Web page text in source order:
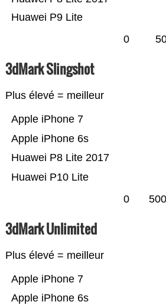
Huawei P9 Lite
0
3dMark Slingshot
Plus élevé = meilleur
Huawei P10 Lite
Huawei P8 Lite 2017
Apple iPhone 6s
Apple iPhone 7
0 500
3dMark Unlimited
Plus élevé = meilleur
Apple iPhone 6s
Apple iPhone 7